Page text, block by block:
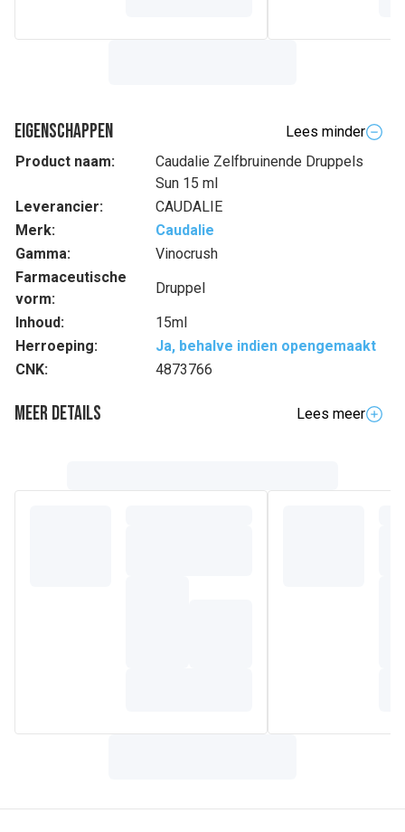
Eigenschappen
Lees minder
Product naam:
Caudalie Zelfbruinende Druppels
Sun 15 ml
Leverancier:
CAUDALIE
Merk:
Caudalie
Gamma:
Vinocrush
Farmaceutische
vorm:
Druppel
Inhoud:
15ml
Herroeping:
Ja, behalve indien opengemaakt
CNK:
4873766
Meer details
Lees meer
ERYTHRULOSE, XANTHAN GUM, CITRIC ACID, SODIUM